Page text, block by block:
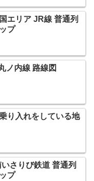
エリア JR線 普通列
プ
ノ内線 路線図
り入れをしている地
さりび鉄道 普通列
プ